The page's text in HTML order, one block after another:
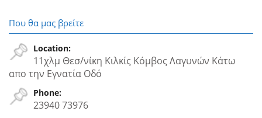
Που θα μας βρείτε
Location:
11χλμ Θεσ/νίκη Κιλκίς Κόμβος Λαγυνών Κάτω
απο την Εγνατία Oδό
Phone:
23940 73976